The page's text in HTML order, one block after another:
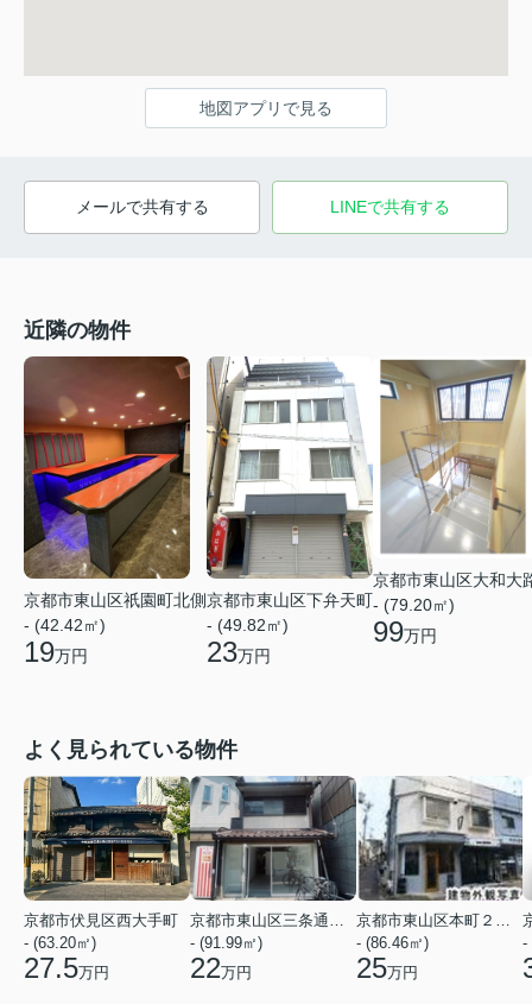
地図アプリで見る
メールで共有する LINEで共有する
近隣の物件
京都市東山区祇園町北側
- (42.42㎡)
19万円
京都市東山区下弁天町
- (49.82㎡)
23万円
京都市東山区大和大
- (79.20㎡)
99万円
よく見られている物件
京都市伏見区西大手町
- (63.20㎡)
27.5万円
- (91.99㎡)
22万円
- (86.46㎡)
25万円
-